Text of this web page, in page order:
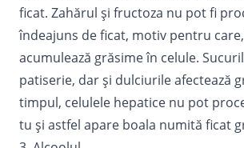
ficat. Zahărul şi fructoza nu pot fi
îndeajuns de ficat, motiv pentru
acumulează grăsime în celule.
patiserie, dar și dulciurile afectează
timpul, celulele hepatice nu pot
tu şi astfel apare boala numită ficat